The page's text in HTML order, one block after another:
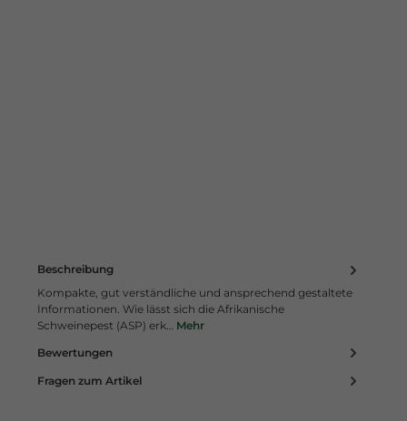
Beschreibung
Kompakte, gut verständliche und ansprechend gestaltete
Informationen. Wie lässt sich die Afrikanische
Schweinepest (ASP) erk… Mehr
Bewertungen
Fragen zum Artikel